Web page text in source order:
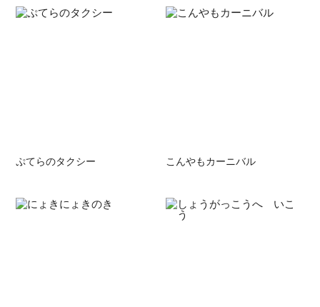
ぷてらのタクシー こんやもカーニバル